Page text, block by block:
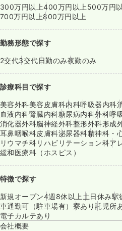
300万円以上400万円以上 500万円
700万円以上800万円以上
勤務形態で探す
2交代3交代日勤のみ夜勤のみ
診療科目で探す
美容外科美容皮膚科内科呼吸器内科
血液内科腎臓内科糖尿病内科外科呼
消化器外科脳神経外科整形外科形成
耳鼻咽喉科皮膚科泌尿器科精神科・
リウマチ科リハビリテーション科ア
緩和医療科（ホスピス）
特徴で探す
新規オープン4週8休以上 土日休み駅
車通勤可（駐車場有） 寮あり託児所
電子カルテあり
会社概要